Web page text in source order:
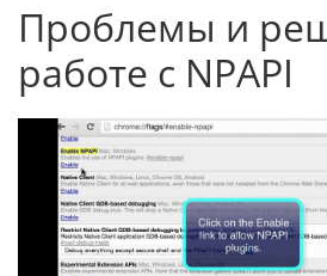
Проблемы и
работе с NPAPI